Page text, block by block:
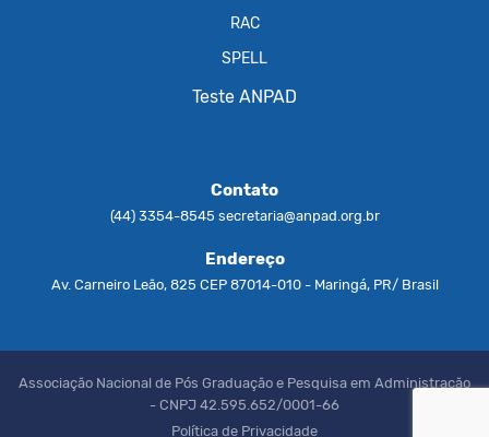
RAC
SPELL
Teste ANPAD
Contato
(44) 3354-8545 secretaria@anpad.org.br
Endereço
Av. Carneiro Leão, 825 CEP 87014-010 - Maringá, PR/ Brasil
Associação Nacional de Pós Graduação e Pesquisa em Administração
- CNPJ 42.595.652/0001-66
Política de Privacidade